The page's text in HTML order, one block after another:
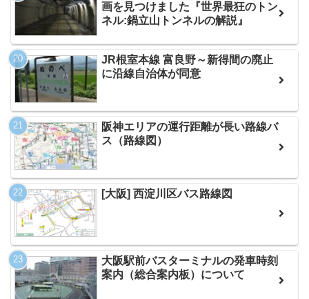
画を見つけました『世界最狂のトン
ネル:鍋立山トンネルの解説』
JR根室本線 富良野～新得間の廃止
に沿線自治体が同意
阪神エリアの運行距離が長い路線バ
ス（路線図）
[大阪] 西淀川区バス路線図
大阪駅前バスターミナルの発車時刻
案内（総合案内板）について